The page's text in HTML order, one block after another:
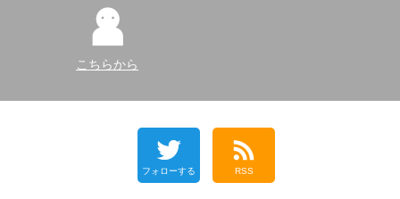
こちらから
フォローする RSS